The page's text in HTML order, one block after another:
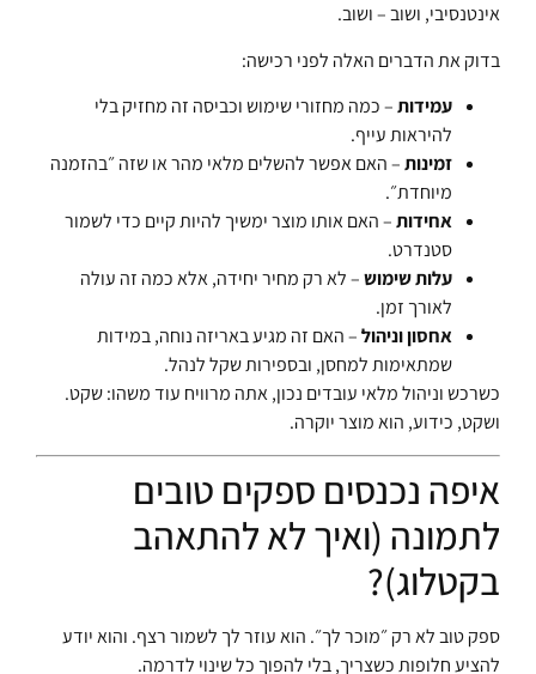
אינטנסיבי, ושוב – ושוב.
בדוק את הדברים האלה לפני רכישה:
עמידות– כמה מחזורי שימוש וכביסה זה מחזיק בלי
להיראות עייף.
זמינות– האם אפשר להשלים מלאי מהר או שזה ״בהזמנה
מיוחדת״.
אחידות– האם אותו מוצר ימשיך להיות קיים כדי לשמור
סטנדרט.
עלות שימוש– לא רק מחיר יחידה, אלא כמה זה עולה
לאורך זמן.
אחסון וניהול– האם זה מגיע באריזה נוחה, במידות
שמתאימות למחסן, ובספירות שקל לנהל.
כשרכש וניהול מלאי עובדים נכון, אתה מרוויח עוד משהו: שקט.
ושקט, כידוע, הוא מוצר יוקרה.
איפה נכנסים ספקים טובים
לתמונה (ואיך לא להתאהב
בקטלוג)?
ספק טוב לא רק ״מוכר לך״. הוא עוזר לך לשמור רצף. והוא יודע
להציע חלופות כשצריך, בלי להפוך כל שינוי לדרמה.